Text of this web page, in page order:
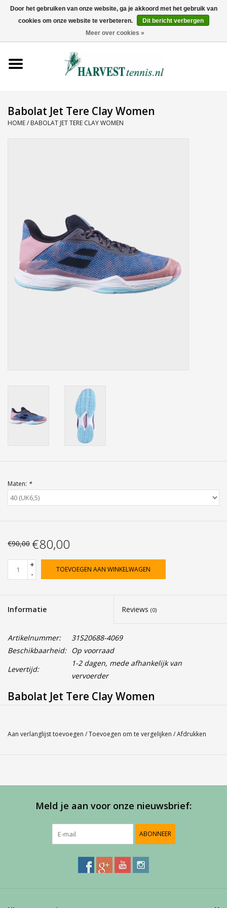
0 Artikelen - €0,00
Tenniskleding
Snaren
Accessoires
Sponsoring
Babolat Jet Tere Clay Women
HOME/ BABOLAT JET TERE CLAY WOMEN
Maten: *
€90,00 €80,00
+
-
TOEVOEGEN AAN WINKELWAGEN
Informatie Reviews (0)
Artikelnummer:
31S20688-4069
Beschikbaarheid: Op voorraad
Levertijd:
1-2 dagen, mede afhankelijk van
vervoerder
Babolat Jet Tere Clay Women
Aan verlanglijst toevoegen /Toevoegen om te vergelijken /Afdrukken
Meld je aan voor onze nieuwsbrief:
ABONNEER
Door het gebruiken van onze website, ga je akkoord met het gebruik van
cookies om onze website te verbeteren.
Dit bericht verbergen
Meer over cookies »